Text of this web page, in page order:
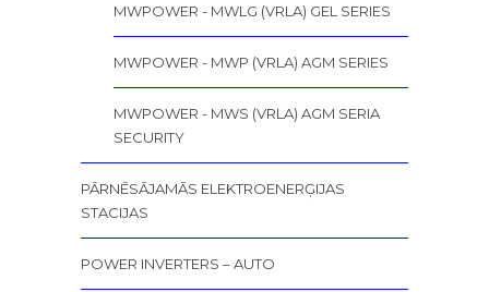
MWPOWER - MWLG (VRLA) GEL SERIES
MWPOWER - MWP (VRLA) AGM SERIES
MWPOWER - MWS (VRLA) AGM SERIA
SECURITY
PĀRNĒSĀJAMĀS ELEKTROENERĢIJAS
STACIJAS
POWER INVERTERS – AUTO